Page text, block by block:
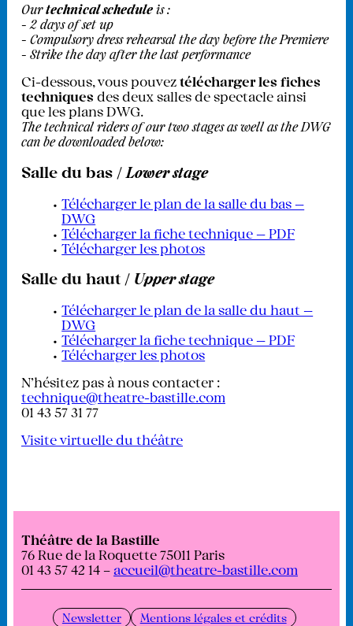
Ourtechnical schedule is :
- 2 days of set up
- Compulsory dress rehearsal the day before the Premiere
- Strike the day after the last performance
Ci-dessous, vous pouvez télécharger les fiches
techniques des deux salles de spectacle ainsi
que les plans DWG.
The technical riders of our two stages as well as the DWG
can be downloaded below:
Salle du bas / Lower stage
Télécharger le plan de la salle du bas —
DWG
Télécharger la fiche technique — PDF
Télécharger les photos
Salle du haut / Upper stage
Télécharger le plan de la salle du haut —
DWG
Télécharger la fiche technique — PDF
Télécharger les photos
N'hésitez pas à nous contacter :
technique@theatre-bastille.com
01 43 57 31 77
Visite virtuelle du théâtre
Théâtre de la Bastille
76 Rue de la Roquette 75011 Paris
01 43 57 42 14 – accueil@theatre-bastille.com
Newsletter Mentions légales et crédits